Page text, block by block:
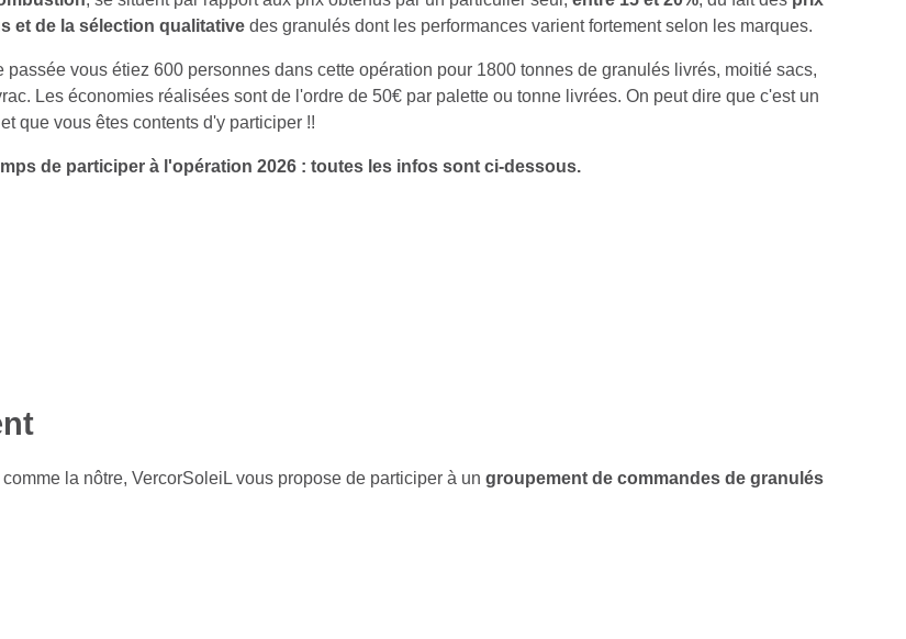
et de la sélection qualitative des granulés dont les performances varient fortement selon les marques.
passée vous étiez 600 personnes dans cette opération pour 1800 tonnes de granulés livrés, moitié sacs,
Les économies réalisées sont de l'ordre de 50€ par palette ou tonne livrées. On peut dire que c'est un
que vous êtes contents d'y participer !!
de participer à l'opération 2026 : toutes les infos sont ci-dessous.
la nôtre, VercorSoleiL vous propose de participer à un groupement de commandes de granulés